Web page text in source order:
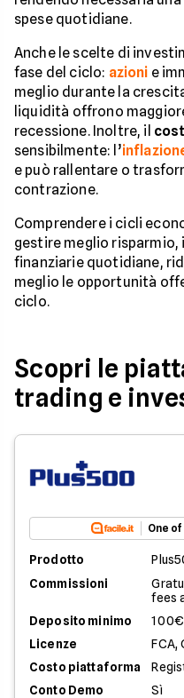
spese quotidiane.
Anche le scelte di
fase del ciclo: azioni e
meglio durante la
liquidità offrono
recessione. Inoltre, il
sensibilmente: l’
e può rallentare o
contrazione.
Comprendere i cicli
gestire meglio
finanziarie quotidiane,
meglio le opportunità
ciclo.
Scopri le
trading e
One
Prodotto
Commissioni
fees
Deposito minimo
100€
Licenze
FCA,
Costo piattaforma
Conto Demo
Sì